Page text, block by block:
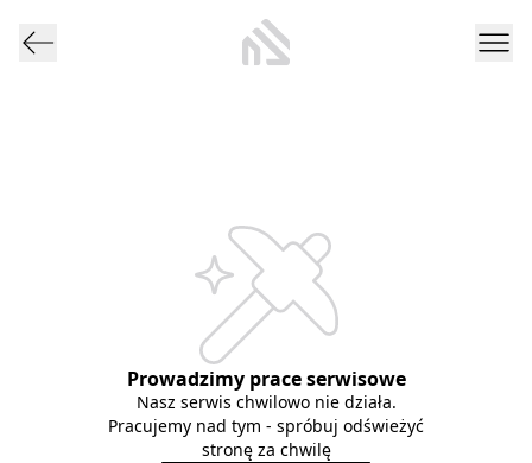
Prowadzimy prace serwisowe
Nasz serwis chwilowo nie działa.
Pracujemy nad tym - spróbuj odświeżyć
stronę za chwilę